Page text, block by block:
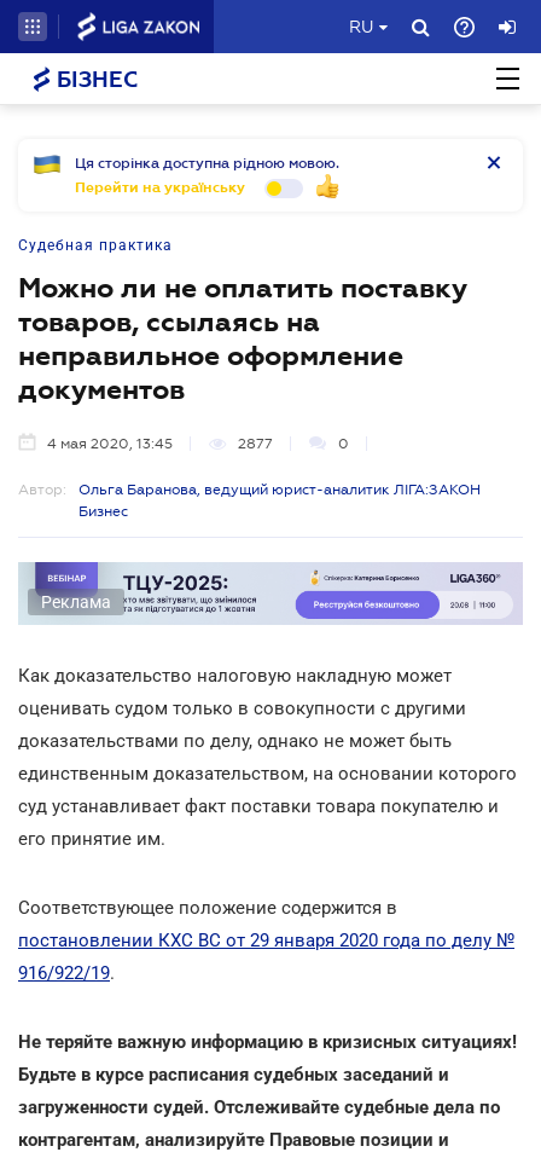
RU
БІЗНЕС
Ця сторінка доступна рідною мовою.
Перейти на українську
Судебная практика
Можно ли не оплатить поставку
товаров, ссылаясь на
неправильное оформление
документов
4 мая 2020, 13:45 2877 0
Автор:
Ольга Баранова, ведущий юрист-аналитик ЛІГА:ЗАКОН
Бизнес
Реклама
Как доказательство налоговую накладную может
оценивать судом только в совокупности с другими
доказательствами по делу, однако не может быть
единственным доказательством, на основании которого
суд устанавливает факт поставки товара покупателю и
его принятие им.
Соответствующее положение содержится в
постановлении КХС ВС от 29 января 2020 года по делу №
916/922/19.
Не теряйте важную информацию в кризисных ситуациях!
Будьте в курсе расписания судебных заседаний и
загруженности судей. Отслеживайте судебные дела по
контрагентам, анализируйте Правовые позиции и